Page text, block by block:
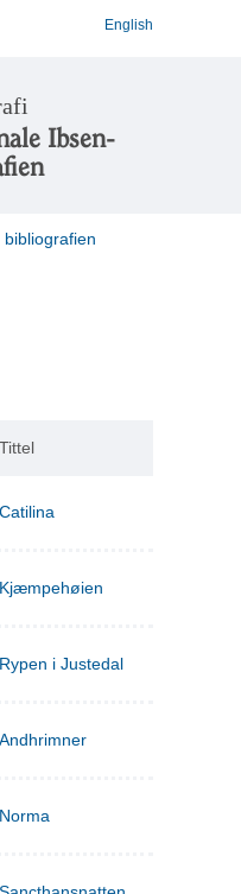
English
Ibsen-
bibliografien
Tittel
Catilina
Kjæmpehøien
Rypen i Justedal
Andhrimner
Norma